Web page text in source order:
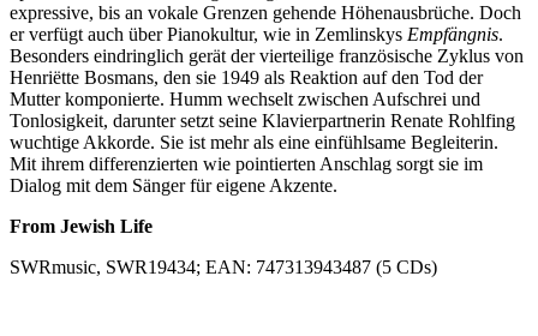
expressive, bis an vokale Grenzen gehende Höhenausbrüche. Doch
er verfügt auch über Pianokultur, wie in Zemlinskys Empfängnis.
Besonders eindringlich gerät der vierteilige französische Zyklus von
Henriëtte Bosmans, den sie 1949 als Reaktion auf den Tod der
Mutter komponierte. Humm wechselt zwischen Aufschrei und
Tonlosigkeit, darunter setzt seine Klavierpartnerin Renate Rohlfing
wuchtige Akkorde. Sie ist mehr als eine einfühlsame Begleiterin.
Mit ihrem differenzierten wie pointierten Anschlag sorgt sie im
Dialog mit dem Sänger für eigene Akzente.
From Jewish Life
SWRmusic, SWR19434; EAN: 747313943487 (5 CDs)